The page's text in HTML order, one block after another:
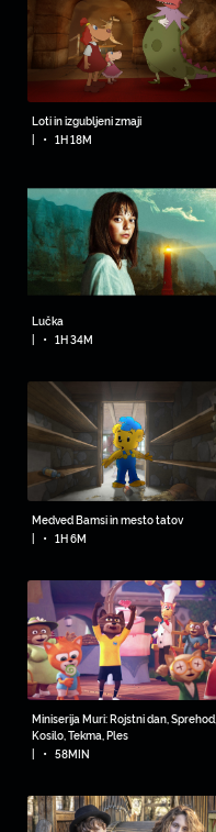
Loti in izgubljeni zmaji
• 1H 18M
Lučka
|
• 1H 34M
Medved Bamsi in mesto tatov
|
• 1H 6M
Miniserija Muri: Rojstni dan, Sprehod,
Kosilo, Tekma, Ples
• 58MIN